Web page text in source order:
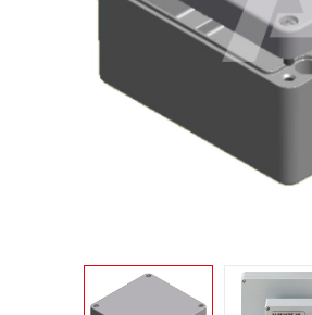
Automatyka budynkowa i
elektroinstalacyjny